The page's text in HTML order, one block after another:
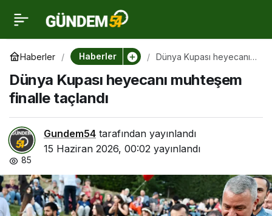
Haberler Haberler
Dünya Kupası heyecanı
Dünya Kupası heyecanı muhteşem
finalle taçlandı
Gundem54 tarafından yayınlandı
15 Haziran 2026, 00:02 yayınlandı
85
Dünya Kupası heyecanı
muhteşem finalle
taçlandı